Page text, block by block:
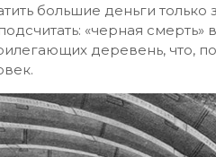
большие деньги только
«черная смерть»
деревень, что,